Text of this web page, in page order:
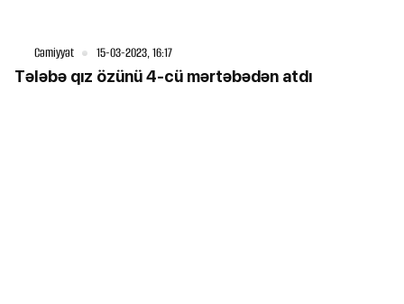
Cəmiyyət 15-03-2023, 16:17
Tələbə qız özünü 4-cü mərtəbədən atdı